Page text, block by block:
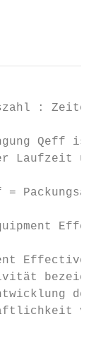
AG
:
Qeff ist
Laufzeit
=
des